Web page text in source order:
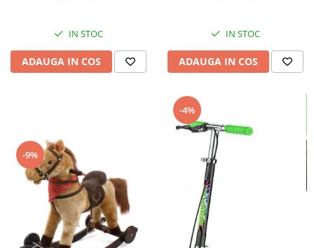
IN STOC
ADAUGA IN COS
IN STOC
ADAUGA IN COS
-9%
-4%